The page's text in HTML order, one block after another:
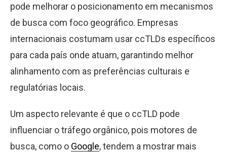
pode melhorar o posicionamento em mecanismos
de busca com foco geográfico. Empresas
internacionais costumam usar ccTLDs específicos
para cada país onde atuam, garantindo melhor
alinhamento com as preferências culturais e
regulatórias locais.
Um aspecto relevante é que o ccTLD pode
influenciar o tráfego orgânico, pois motores de
busca, como o Google, tendem a mostrar mais